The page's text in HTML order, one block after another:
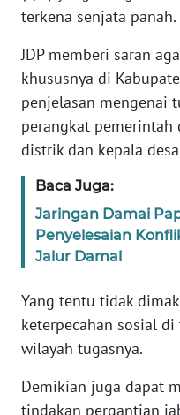
terkena senjata panah.
JDP memberi saran
khususnya di
penjelasan mengenai
perangkat pemerintah
distrik dan kepala
Baca Juga:
Jaringan Damai
Penyelesaian
Jalur Damai
Yang tentu tidak
keterpecahan sosial
wilayah tugasnya.
Demikian juga dapat
tindakan pergantian
MEDIA
REDAKSI
KARIR
Wahana
Regional
WN
WN
JAKARTA